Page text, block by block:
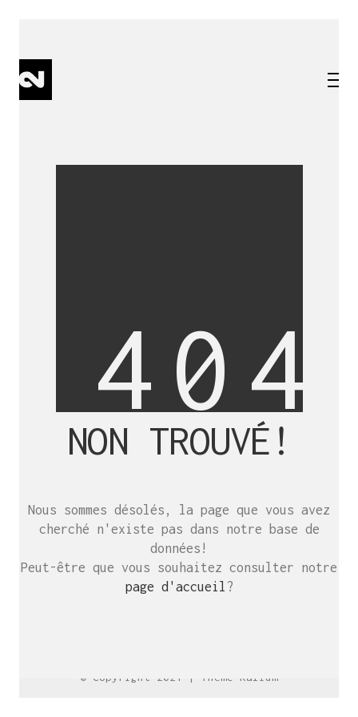
4 0 4
NON TROUVÉ!
Nous sommes désolés, la page que vous avez
cherché n'existe pas dans notre base de
données!
Peut-être que vous souhaitez consulter notre
page d'accueil ?
C’est toujours mieux de se voir
afin de parler le même langage.
atelier@crayon-noir.re
© Copyright 2021 | Thème Kalium